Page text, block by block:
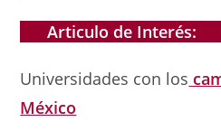
Articulo de Interés:
Universidades con los
México